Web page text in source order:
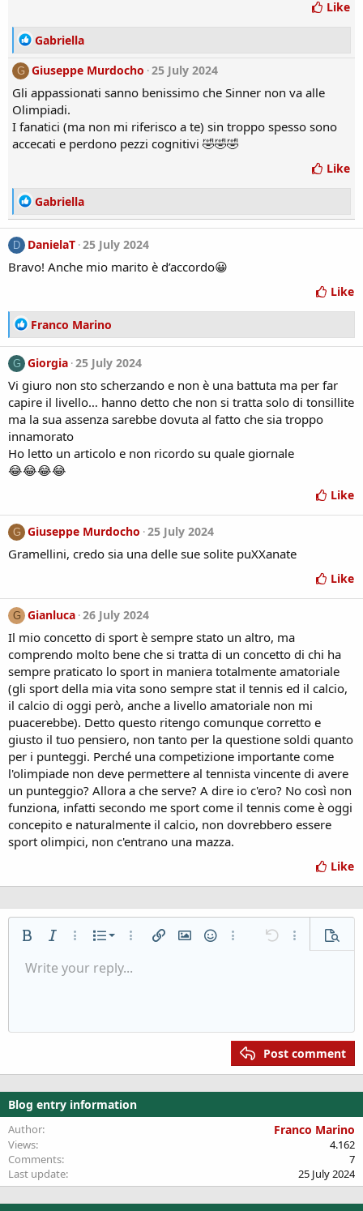
s
Like
R
a
t
i
o
n
Gabriella
G Giuseppe Murdocho 25 July 2024
Gli appassionati sanno benissimo che Sinner non va alle
Olimpiadi.
I fanatici (ma non mi riferisco a te) sin troppo spesso sono
accecati e perdono pezzi cognitivi 🤣🤣🤣
Like
R
e
a
c
t
n
s
:
Gabriella
D DanielaT 25 July 2024
Bravo! Anche mio marito è d’accordo😀
Like
R
e
c
t
i
o
n
:
Franco Marino
G Giorgia 25 July 2024
Vi giuro non sto scherzando e non è una battuta ma per far
capire il livello… hanno detto che non si tratta solo di tonsillite
ma la sua assenza sarebbe dovuta al fatto che sia troppo
innamorato
Ho letto un articolo e non ricordo su quale giornale
😂😂😂😂
Like
G Giuseppe Murdocho 25 July 2024
Gramellini, credo sia una delle sue solite puXXanate
Like
G Gianluca 26 July 2024
Il mio concetto di sport è sempre stato un altro, ma
comprendo molto bene che si tratta di un concetto di chi ha
sempre praticato lo sport in maniera totalmente amatoriale
(gli sport della mia vita sono sempre stat il tennis ed il calcio,
il calcio di oggi però, anche a livello amatoriale non mi
puacerebbe). Detto questo ritengo comunque corretto e
giusto il tuo pensiero, non tanto per la questione soldi quanto
per i punteggi. Perché una competizione importante come
l'olimpiade non deve permettere al tennista vincente di avere
un punteggio? Allora a che serve? A dire io c'ero? No così non
funziona, infatti secondo me sport come il tennis come è oggi
concepito e naturalmente il calcio, non dovrebbero essere
sport olimpici, non c'entrano una mazza.
Like
Bold Italic More options...
List
Ordered list
More options...
Insert linkInsert image
SmiliesMore options...
Undo More
Font size 9
15
26
Text colorFont family
Arial
Georgia
Trebuchet MS
Strike-through
Underline
AlignmentAlign left
Paragraph format
Normal
Heading 3
QuoteMediaInsert table
Insert horizontal line
Spoiler
RedoToggle BB code
Remove formatting
Drafts
Write your reply...
Post comment
Blog entry information
Author Franco Marino
Views
4.162
Comments
7
Last update
25 July 2024